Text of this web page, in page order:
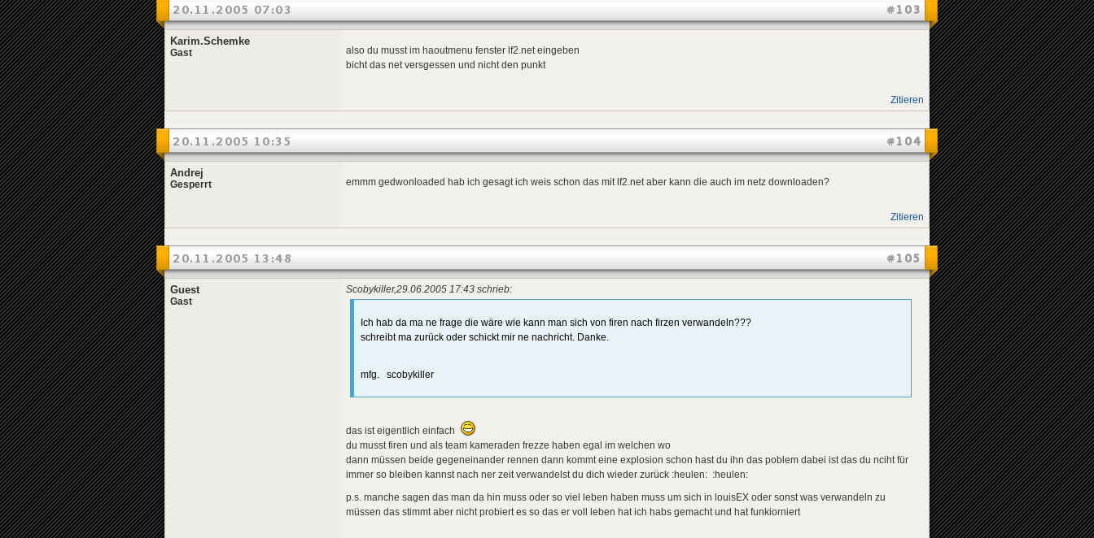
#103
20.11.2005 07:03
Karim.Schemke
Gast
also du musst im haoutmenu fenster lf2.net eingeben
bicht das net versgessen und nicht den punkt
Zitieren
#104
20.11.2005 10:35
Andrej
Gesperrt emmm gedwonloaded hab ich gesagt ich weis schon das mit lf2.net aber kann die auch im netz downloaden?
Zitieren
#105
20.11.2005 13:48
Guest
Gast
Scobykiller,29.06.2005 17:43 schrieb:
Ich hab da ma ne frage die wäre wie kann man sich von firen nach firzen verwandeln???
schreibt ma zurück oder schickt mir ne nachricht. Danke.
mfg. scobykiller
das ist eigentlich einfach
du musst firen und als team kameraden frezze haben egal im welchen wo
dann müssen beide gegeneinander rennen dann kommt eine explosion schon hast du ihn das poblem dabei ist das du nciht für
immer so bleiben kannst nach ner zeit verwandelst du dich wieder zurück :heulen: :heulen:
p.s. manche sagen das man da hin muss oder so viel leben haben muss um sich in louisEX oder sonst was verwandeln zu
müssen das stimmt aber nicht probiert es so das er voll leben hat ich habs gemacht und hat funkiorniert